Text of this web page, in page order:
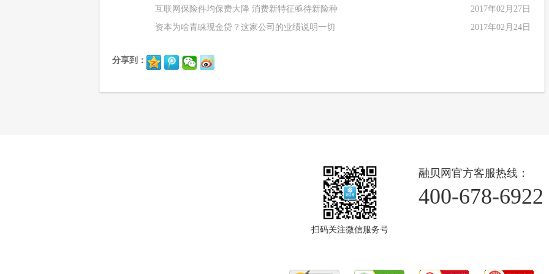
互联网保险件均保费大降 消费新特征亟待新险种
2017年02月27日
资本为啥青睐现金贷？这家公司的业绩说明一切
2017年02月24日
分享到：
扫码关注微信服务号
融贝网官方客服热线：
400-678-6922